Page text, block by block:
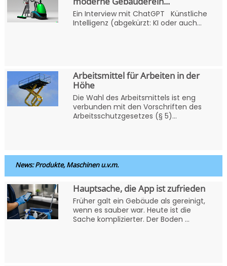
Ein Interview mit ChatGPT Künstliche
Intelligenz (abgekürzt: KI oder auch...
Arbeitsmittel für Arbeiten in der
Höhe
Die Wahl des Arbeitsmittels ist eng
verbunden mit den Vorschriften des
Arbeitsschutzgesetzes (§ 5)...
News: Produkte, Maschinen u.v.m.
Hauptsache, die App ist zufrieden
Früher galt ein Gebäude als gereinigt,
wenn es sauber war. Heute ist die
Sache komplizierter. Der Boden ...